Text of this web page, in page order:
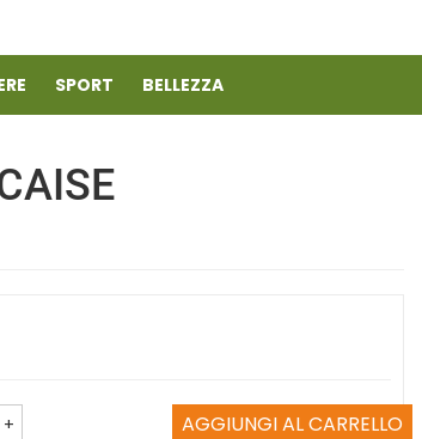
SPORT BELLEZZA
+ AGGIUNGI AL CARRELLO